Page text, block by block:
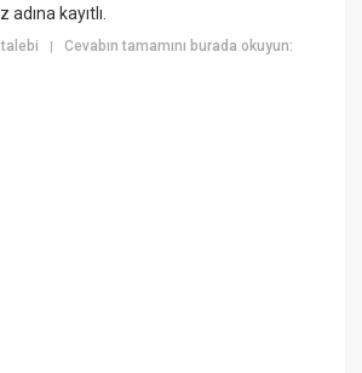
adına kayıtlı.
talebi |Cevabın tamamını burada okuyun: